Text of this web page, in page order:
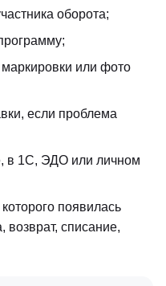
оборота;
или фото
если проблема
в 1С, ЭДО или личном
появилась
списание,